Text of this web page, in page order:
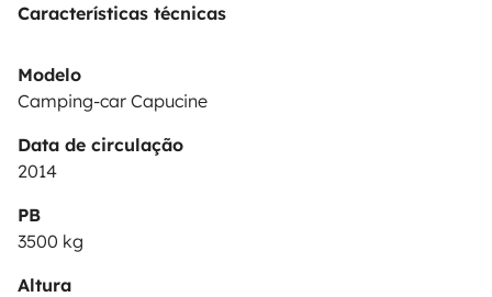
Características técnicas
Modelo
Camping-car Capucine
Data de circulação
2014
PB
3500 kg
Altura